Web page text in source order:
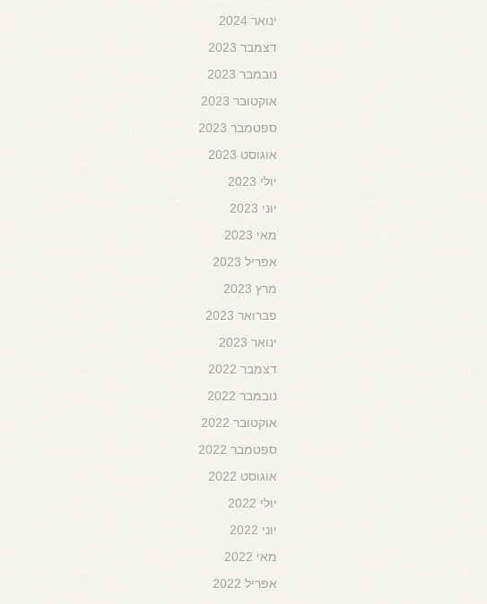
ינואר 2024
דצמבר 2023
נובמבר 2023
אוקטובר 2023
ספטמבר 2023
אוגוסט 2023
יולי 2023
יוני 2023
מאי 2023
אפריל 2023
מרץ 2023
פברואר 2023
ינואר 2023
דצמבר 2022
נובמבר 2022
אוקטובר 2022
ספטמבר 2022
אוגוסט 2022
יולי 2022
יוני 2022
מאי 2022
אפריל 2022